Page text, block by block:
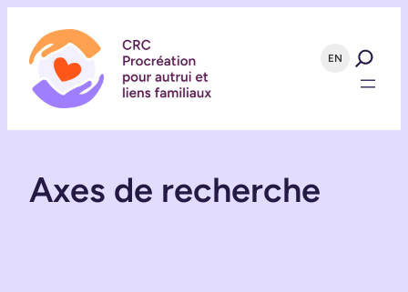
contenu
EN
Axes de recherche